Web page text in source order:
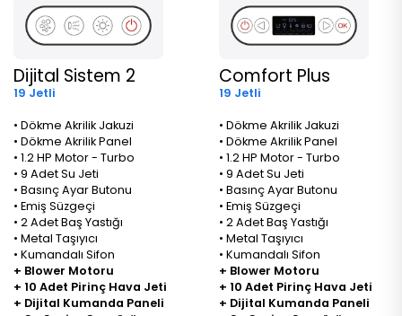
Dijital Sistem 2
19 Jetli
• Dökme Akrilik Jakuzi
• Dökme Akrilik Panel
• 1.2 HP Motor - Turbo
• 9 Adet Su Jeti
• Basınç Ayar Butonu
• Emiş Süzgeçi
• 2 Adet Baş Yastığı
• Metal Taşıyıcı
• Kumandalı Sifon
+ Blower Motoru
+ 10 Adet Pirinç Hava Jeti
+ Dijital Kumanda Paneli
Comfort Plus
19 Jetli
• Dökme Akrilik Jakuzi
• Dökme Akrilik Panel
• 1.2 HP Motor - Turbo
• 9 Adet Su Jeti
• Basınç Ayar Butonu
• Emiş Süzgeçi
• 2 Adet Baş Yastığı
• Metal Taşıyıcı
• Kumandalı Sifon
+ Blower Motoru
+ 10 Adet Pirinç Hava Jeti
+ Dijital Kumanda Paneli